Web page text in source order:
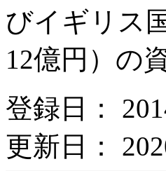
びイギリス
12億円）の
登録日：
更新日：